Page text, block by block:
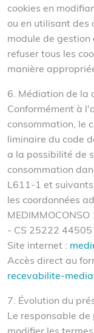
cookies en
ou en utilisant des
module de gestion
refuser tous les
manière
6. Médiation de la
Conformément à
consommation, le
liminaire du code
a la possibilité de
consommation
L611-1 et
les coordonnées
- CS 25222 44505
Site internet :
Accès direct au
recevabilite-
7. Évolution du
Le responsable